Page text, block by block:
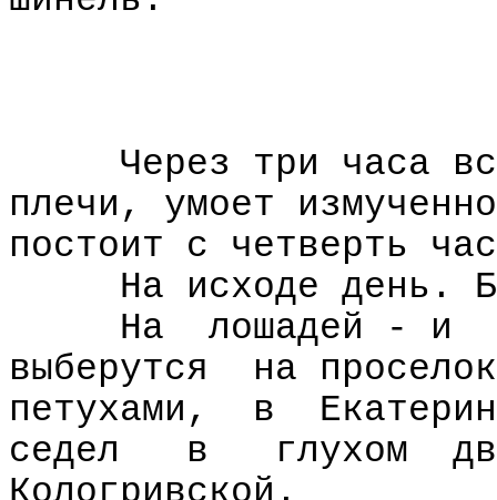
Через три часа
плечи, умоет
постоит с четверть
На исходе день.
На
лошадей - и
выберутся
на
петухами,
в
седел
в глухом